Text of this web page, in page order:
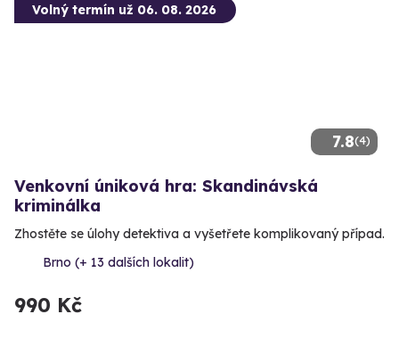
7.8(4)
Volný termín už 06. 08. 2026
Venkovní úniková hra: Skandinávská
kriminálka
Zhostěte se úlohy detektiva a vyšetřete komplikovaný případ.
Brno (+ 13 dalších lokalit)
990 Kč